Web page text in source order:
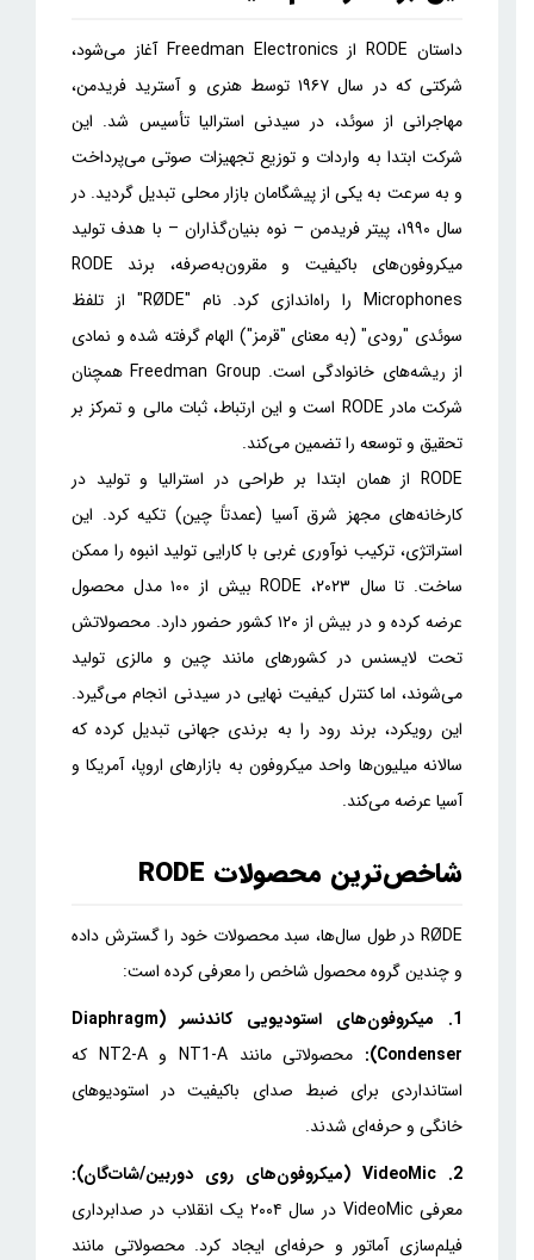
داستان RODE از Freedman Electronics آغاز می‌شود،
شرکتی که در سال ۱۹۶۷ توسط هنری و آسترید فریدمن،
مهاجرانی از سوئد، در سیدنی استرالیا تأسیس شد. این
شرکت ابتدا به واردات و توزیع تجهیزات صوتی می‌پرداخت
و به سرعت به یکی از پیشگامان بازار محلی تبدیل گردید. در
سال ۱۹۹۰، پیتر فریدمن – نوه بنیان‌گذاران – با هدف تولید
میکروفون‌های باکیفیت و مقرون‌به‌صرفه، برند RODE
Microphones را راه‌اندازی کرد. نام "RØDE" از تلفظ
سوئدی "رودی" (به معنای "قرمز") الهام گرفته شده و نمادی
از ریشه‌های خانوادگی است. Freedman Group همچنان
شرکت مادر RODE است و این ارتباط، ثبات مالی و تمرکز بر
تحقیق و توسعه را تضمین می‌کند.
RODE از همان ابتدا بر طراحی در استرالیا و تولید در
کارخانه‌های مجهز شرق آسیا (عمدتاً چین) تکیه کرد. این
استراتژی، ترکیب نوآوری غربی با کارایی تولید انبوه را ممکن
ساخت. تا سال ۲۰۲۳، RODE بیش از ۱۰۰ مدل محصول
عرضه کرده و در بیش از ۱۲۰ کشور حضور دارد. محصولاتش
تحت لایسنس در کشورهای مانند چین و مالزی تولید
می‌شوند، اما کنترل کیفیت نهایی در سیدنی انجام می‌گیرد.
این رویکرد، برند رود را به برندی جهانی تبدیل کرده که
سالانه میلیون‌ها واحد میکروفون به بازارهای اروپا، آمریکا و
آسیا عرضه می‌کند.
شاخص‌ترین محصولات RODE
RØDE در طول سال‌ها، سبد محصولات خود را گسترش داده
و چندین گروه محصول شاخص را معرفی کرده است:
1. میکروفون‌های استودیویی کاندنسر (Diaphragm
Condenser):
محصولاتی مانند NT1-A و NT2-A که
استانداردی برای ضبط صدای باکیفیت در استودیوهای
خانگی و حرفه‌ای شدند.
2. VideoMic (میکروفون‌های روی دوربین/شات‌گان):
معرفی VideoMic در سال ۲۰۰۴ یک انقلاب در صدابرداری
فیلم‌سازی آماتور و حرفه‌ای ایجاد کرد. محصولاتی مانند